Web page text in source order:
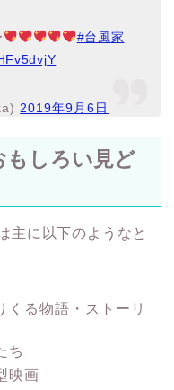
#台風家
2019年9月6日
もしろい見ど
主に以下のようなと
くる物語・ストーリ
ち
映画